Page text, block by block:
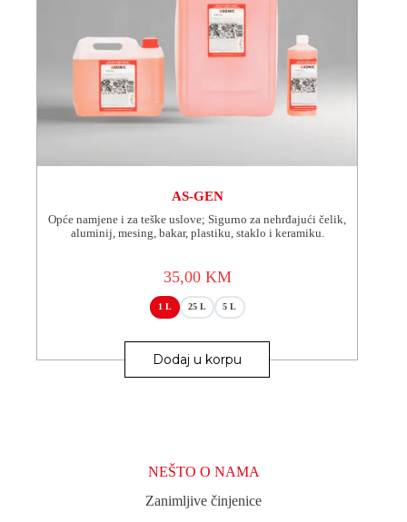
AS-GEN
Opće namjene i za teške uslove; Sigurno za nehrđajući čelik,
aluminij, mesing, bakar, plastiku, staklo i keramiku.
35,00 KM
1 L 25 L 5 L
Dodaj u korpu
proizvod
ima
odabrati
na
stranici
NEŠTO O NAMA
Zanimljive činjenice